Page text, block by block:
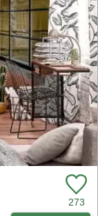
273